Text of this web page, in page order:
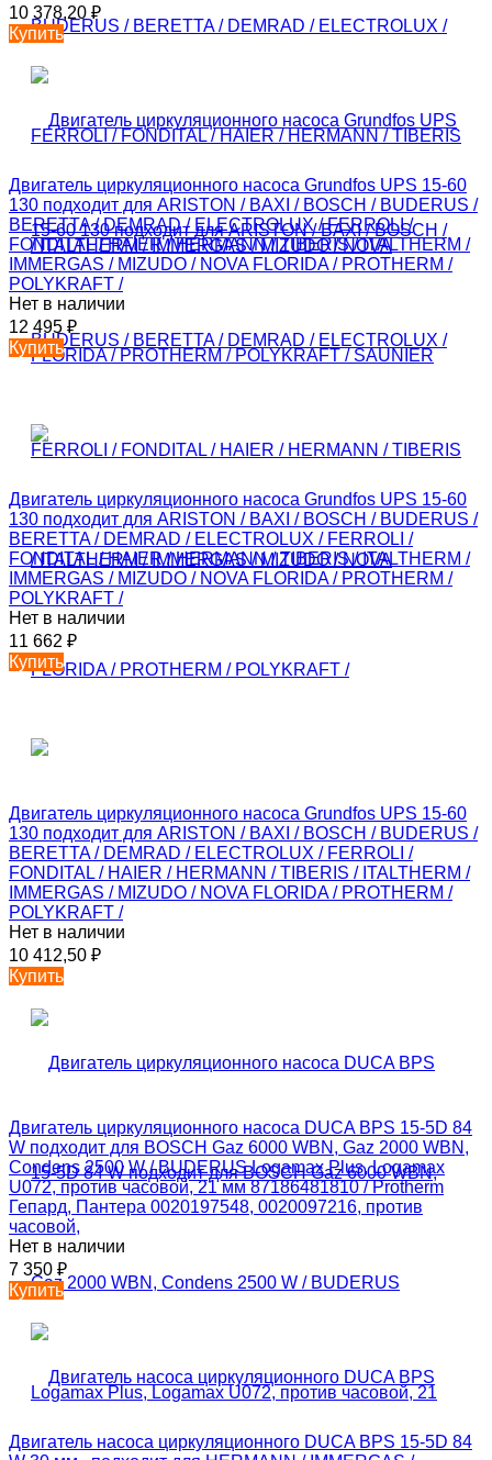
10 378,20 ₽
Купить
Двигатель циркуляционного насоса Grundfos UPS 15-60
130 подходит для ARISTON / BAXI / BOSCH / BUDERUS /
BERETTA / DEMRAD / ELECTROLUX / FERROLI /
FONDITAL / HAIER / HERMANN / TIBERIS / ITALTHERM /
IMMERGAS / MIZUDO / NOVA FLORIDA / PROTHERM /
POLYKRAFT /
Нет в наличии
12 495 ₽
Купить
Двигатель циркуляционного насоса Grundfos UPS 15-60
130 подходит для ARISTON / BAXI / BOSCH / BUDERUS /
BERETTA / DEMRAD / ELECTROLUX / FERROLI /
FONDITAL / HAIER / HERMANN / TIBERIS / ITALTHERM /
IMMERGAS / MIZUDO / NOVA FLORIDA / PROTHERM /
POLYKRAFT /
Нет в наличии
11 662 ₽
Купить
Двигатель циркуляционного насоса Grundfos UPS 15-60
130 подходит для ARISTON / BAXI / BOSCH / BUDERUS /
BERETTA / DEMRAD / ELECTROLUX / FERROLI /
FONDITAL / HAIER / HERMANN / TIBERIS / ITALTHERM /
IMMERGAS / MIZUDO / NOVA FLORIDA / PROTHERM /
POLYKRAFT /
Нет в наличии
10 412,50 ₽
Купить
Двигатель циркуляционного насоса DUCA BPS 15-5D 84
W подходит для BOSCH Gaz 6000 WBN, Gaz 2000 WBN,
Condens 2500 W / BUDERUS Logamax Plus, Logamax
U072, против часовой, 21 мм 87186481810 / Protherm
Гепард, Пантера 0020197548, 0020097216, против
часовой,
Нет в наличии
7 350 ₽
Купить
Двигатель насоса циркуляционного DUCA BPS 15-5D 84